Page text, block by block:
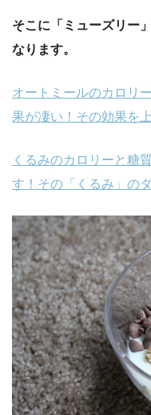
そこに「ミューズリー
なります。
オートミールのカロリ
果が凄い！その効果を
くるみのカロリーと糖
す！その「くるみ」の